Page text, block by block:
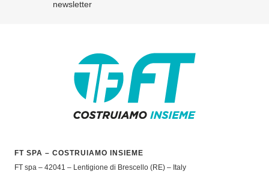
newsletter
FT SPA – COSTRUIAMO INSIEME
FT spa – 42041 – Lentigione di Brescello (RE) – Italy